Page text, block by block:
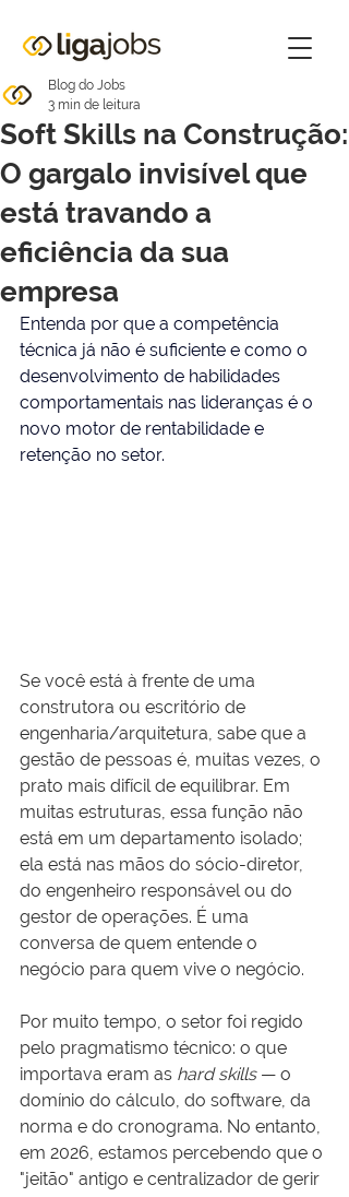
Soft Skills na Construção:
O gargalo invisível que
está travando a
eficiência da sua
empresa
Blog do Jobs
3 min de leitura
Entenda por que a competência
técnica já não é suficiente e como o
desenvolvimento de habilidades
comportamentais nas lideranças é o
novo motor de rentabilidade e
retenção no setor.
Se você está à frente de uma
construtora ou escritório de
engenharia/arquitetura, sabe que a
gestão de pessoas é, muitas vezes, o
prato mais difícil de equilibrar. Em
muitas estruturas, essa função não
está em um departamento isolado;
ela está nas mãos do sócio-diretor,
do engenheiro responsável ou do
gestor de operações. É uma
conversa de quem entende o
negócio para quem vive o negócio.
Por muito tempo, o setor foi regido
pelo pragmatismo técnico: o que
importava eram as hard skills — o
domínio do cálculo, do software, da
norma e do cronograma. No entanto,
em 2026, estamos percebendo que o
"jeitão" antigo e centralizador de gerir